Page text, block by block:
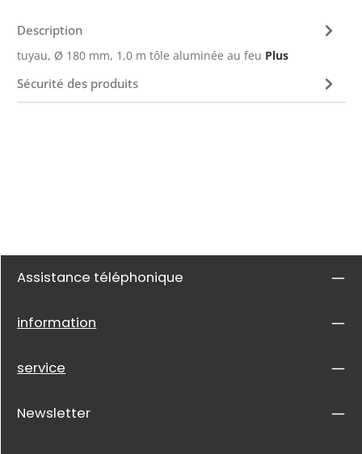
Description
tuyau, Ø 180 mm, 1,0 m tôle aluminée au feu Plus
Sécurité des produits
Assistance téléphonique
information
service
Newsletter